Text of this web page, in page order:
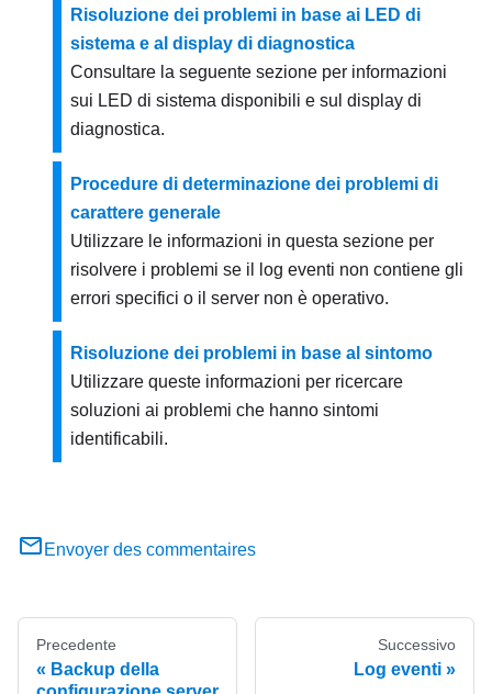
Risoluzione dei problemi in base ai LED di
sistema e al display di diagnostica
Consultare la seguente sezione per informazioni
sui LED di sistema disponibili e sul display di
diagnostica.
Procedure di determinazione dei problemi di
carattere generale
Utilizzare le informazioni in questa sezione per
risolvere i problemi se il log eventi non contiene gli
errori specifici o il server non è operativo.
Risoluzione dei problemi in base al sintomo
Utilizzare queste informazioni per ricercare
soluzioni ai problemi che hanno sintomi
identificabili.
Envoyer des commentaires
Precedente
Backup della
Successivo
Log eventi